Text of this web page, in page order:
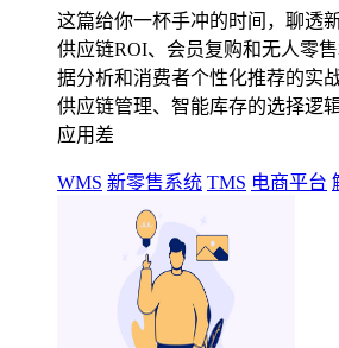
这篇给你一杯手冲的时间，聊透
供应链ROI、会员复购和无人零
据分析和消费者个性化推荐的实
供应链管理、智能库存的选择逻
应用差
WMS 新零售系统 TMS 电商平台